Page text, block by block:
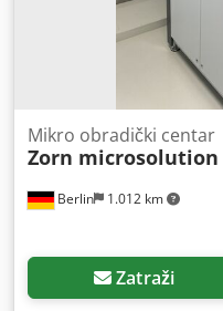
Berlin 1.012 km
Mikro obradički centar
Zorn microsolution
Zatraži